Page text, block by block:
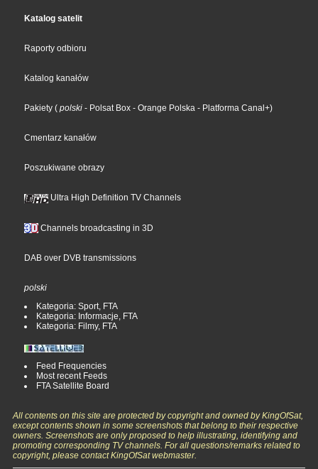
Katalog satelit
Raporty odbioru
Katalog kanałów
Pakiety ( polski - Polsat Box - Orange Polska - Platforma Canal+)
Cmentarz kanałów
Poszukiwane obrazy
Ultra High Definition TV Channels
Channels broadcasting in 3D
DAB over DVB transmissions
polski
Kategoria: Sport, FTA
Kategoria: Informacje, FTA
Kategoria: Filmy, FTA
Feed Frequencies
Most recent Feeds
FTA Satellite Board
All contents on this site are protected by copyright and owned by KingOfSat,
except contents shown in some screenshots that belong to their respective
owners. Screenshots are only proposed to help illustrating, identifying and
promoting corresponding TV channels. For all questions/remarks related to
copyright, please contact KingOfSat webmaster.